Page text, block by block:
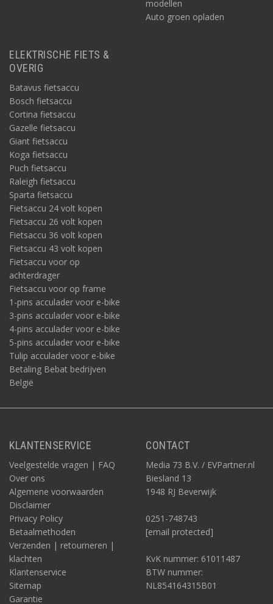
modellen
Auto groen opladen
ELEKTRISCHE FIETS &
OVERIG
Batavus fietsaccu
Bosch fietsaccu
Cortina fietsaccu
Gazelle fietsaccu
Giant fietsaccu
Koga fietsaccu
Puch fietsaccu
Raleigh fietsaccu
Sparta fietsaccu
Fietsaccu 24 volt kopen
Fietsaccu 26 volt kopen
Fietsaccu 36 volt kopen
Fietsaccu 43 volt kopen
Fietsaccu voor op
achterdrager
Fietsaccu voor op frame
1-pins acculader voor e-bike
3-pins acculader voor e-bike
4-pins acculader voor e-bike
5-pins acculader voor e-bike
Tulip acculader voor e-bike
Betaling Bebat bedrijven
België
KLANTENSERVICE
Veelgestelde vragen | FAQ
Over ons
Algemene voorwaarden
Disclaimer
Privacy Policy
Betaalmethoden
Verzenden | retourneren |
klachten
Klantenservice
Sitemap
Garantie
CONTACT
Media 73 B.V. / EVPartner.nl
Biesland 13
1948 RJ Beverwijk
0251-748743
[email protected]
KvK nummer: 61011487
BTW nummer:
NL854164315B01